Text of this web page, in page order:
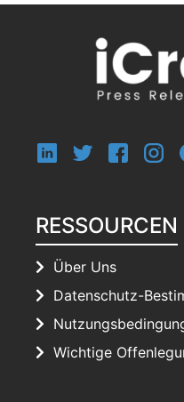
RESSOURCEN
Über Uns
Datenschutz-
Wichtige